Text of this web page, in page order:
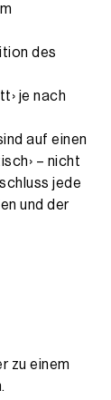
des
je nach
auf einen
– nicht
jede
und der
zu einem